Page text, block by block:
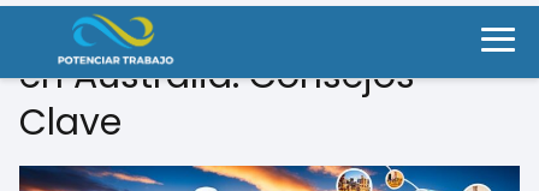
Guía para buscar empleo
en Australia: Consejos
Clave